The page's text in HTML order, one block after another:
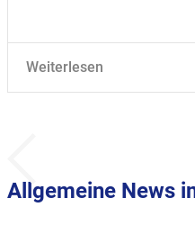
Weiterlesen
Allgemeine News